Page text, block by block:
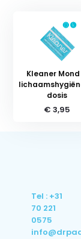
Kleaner
dosis
€ 3,95
Tel : +31
70 221
0575